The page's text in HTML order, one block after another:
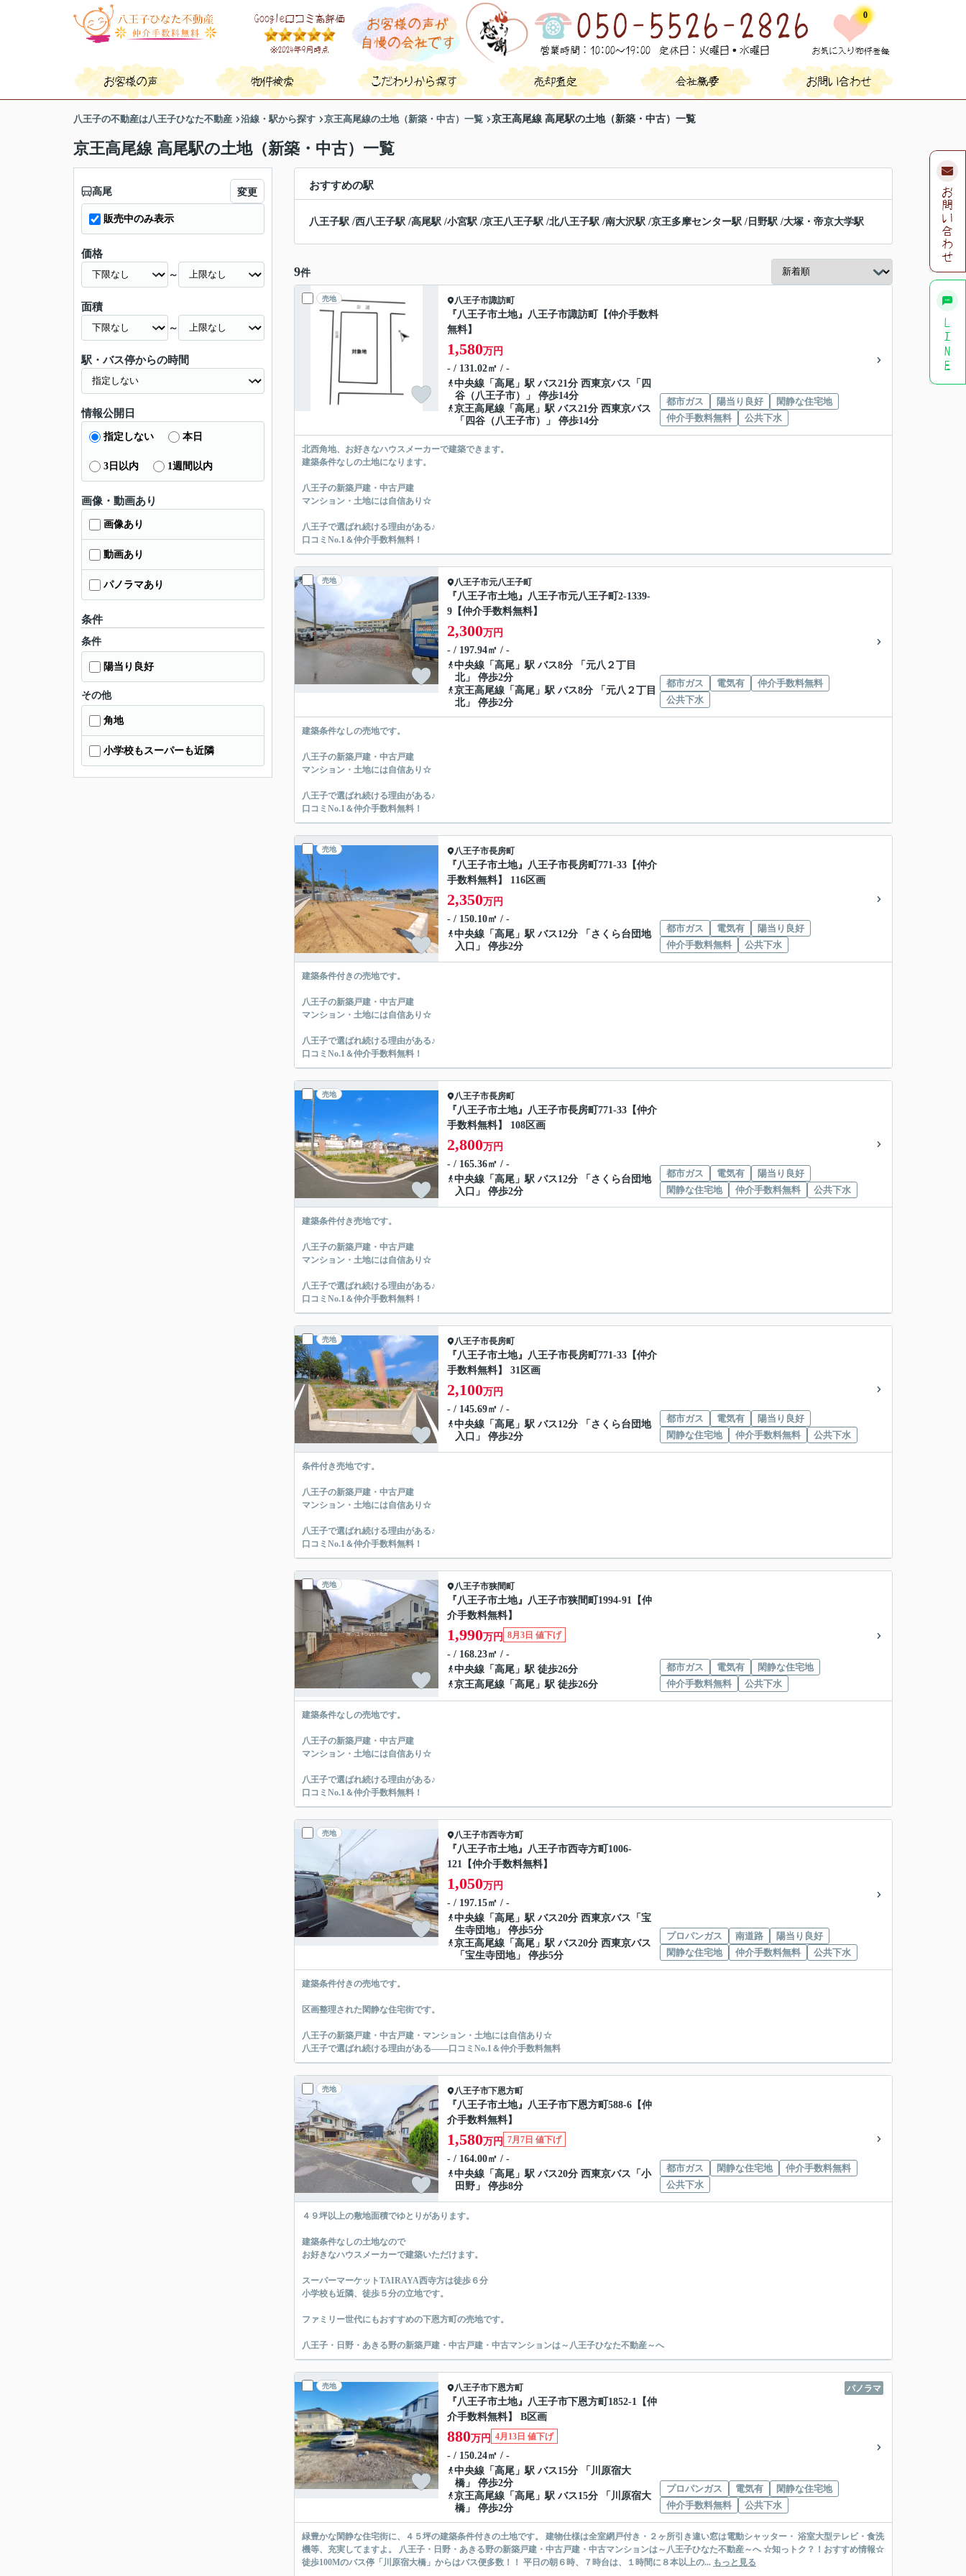
0
八王子の不動産は八王子ひなた不動産 沿線・駅から探す 京王高尾線の土地（新築・中古）一覧 京王高尾線 高尾駅の土地（新築・中古）一覧
京王高尾線 高尾駅の土地（新築・中古）一覧
おすすめの駅
八王子駅 /西八王子駅 /高尾駅 /小宮駅 /京王八王子駅 /北八王子駅 /南大沢駅 /京王多摩センター駅 / 日野駅 /大塚・帝京大学駅
9件
売地 八王子市諏訪町
『八王子市土地』八王子市諏訪町【仲介手数料
無料】
1,580万円
- / 131.02㎡ / -
中央線 「 高尾 」駅 バス21分 西東京バス「四
谷（八王子市）」 停歩14分
京王高尾線 「 高尾 」駅 バス21分 西東京バス
「四谷（八王子市）」 停歩14分
都市ガス 陽当り良好
閑静な住宅地
仲介手数料無料
公共下水
北西角地、お好きなハウスメーカーで建築できます。
建築条件なしの土地になります。
八王子の新築戸建・中古戸建
マンション・土地には自信あり☆
八王子で選ばれ続ける理由がある♪
口コミNo.1＆仲介手数料無料！
売地 八王子市元八王子町
『八王子市土地』八王子市元八王子町2-1339-
9【仲介手数料無料】
2,300万円
- / 197.94㎡ / -
中央線 「 高尾 」駅 バス8分 「元八２丁目
北」 停歩2分
京王高尾線 「 高尾 」駅 バス8分 「元八２丁目
北」 停歩2分
都市ガス 電気有
仲介手数料無料
公共下水
建築条件なしの売地です。
八王子の新築戸建・中古戸建
マンション・土地には自信あり☆
八王子で選ばれ続ける理由がある♪
口コミNo.1＆仲介手数料無料！
売地 八王子市長房町
『八王子市土地』八王子市長房町771-33【仲介
手数料無料】 116区画
2,350万円
- / 150.10㎡ / -
中央線 「 高尾 」駅 バス12分 「さくら台団地
入口」 停歩2分
都市ガス 電気有
陽当り良好
仲介手数料無料
公共下水
建築条件付きの売地です。
八王子の新築戸建・中古戸建
マンション・土地には自信あり☆
八王子で選ばれ続ける理由がある♪
口コミNo.1＆仲介手数料無料！
売地 八王子市長房町
『八王子市土地』八王子市長房町771-33【仲介
手数料無料】 108区画
2,800万円
- / 165.36㎡ / -
中央線 「 高尾 」駅 バス12分 「さくら台団地
入口」 停歩2分
都市ガス 電気有
陽当り良好
閑静な住宅地
仲介手数料無料 公共下水
建築条件付き売地です。
八王子の新築戸建・中古戸建
マンション・土地には自信あり☆
八王子で選ばれ続ける理由がある♪
口コミNo.1＆仲介手数料無料！
売地 八王子市長房町
『八王子市土地』八王子市長房町771-33【仲介
手数料無料】 31区画
2,100万円
- / 145.69㎡ / -
中央線 「 高尾 」駅 バス12分 「さくら台団地
入口」 停歩2分
都市ガス 電気有
陽当り良好
閑静な住宅地
仲介手数料無料 公共下水
条件付き売地です。
八王子の新築戸建・中古戸建
マンション・土地には自信あり☆
八王子で選ばれ続ける理由がある♪
口コミNo.1＆仲介手数料無料！
売地 八王子市狭間町
『八王子市土地』八王子市狭間町1994-91【仲
介手数料無料】
1,990万円 8月3日 値下げ
- / 168.23㎡ / -
中央線 「 高尾 」駅 徒歩26分
京王高尾線 「 高尾 」駅 徒歩26分
都市ガス 電気有
閑静な住宅地
仲介手数料無料
公共下水
建築条件なしの売地です。
八王子の新築戸建・中古戸建
マンション・土地には自信あり☆
八王子で選ばれ続ける理由がある♪
口コミNo.1＆仲介手数料無料！
売地 八王子市西寺方町
『八王子市土地』八王子市西寺方町1006-
121【仲介手数料無料】
1,050万円
- / 197.15㎡ / -
中央線 「 高尾 」駅 バス20分 西東京バス「宝
生寺団地」 停歩5分
京王高尾線 「 高尾 」駅 バス20分 西東京バス
「宝生寺団地」 停歩5分
プロパンガス 南道路
陽当り良好
閑静な住宅地
仲介手数料無料 公共下水
建築条件付きの売地です。
区画整理された閑静な住宅街です。
八王子の新築戸建・中古戸建・マンション・土地には自信あり☆
八王子で選ばれ続ける理由がある――口コミNo.1＆仲介手数料無料
売地 八王子市下恩方町
『八王子市土地』八王子市下恩方町588-6【仲
介手数料無料】
1,580万円 7月7日 値下げ
- / 164.00㎡ / -
中央線 「 高尾 」駅 バス20分 西東京バス「小
田野」 停歩8分
都市ガス 閑静な住宅地
仲介手数料無料
公共下水
４９坪以上の敷地面積でゆとりがあります。
建築条件なしの土地なので
お好きなハウスメーカーで建築いただけます。
スーパーマーケットTAIRAYA西寺方は徒歩６分
小学校も近隣、徒歩５分の立地です。
ファミリー世代にもおすすめの下恩方町の売地です。
八王子・日野・あきる野の新築戸建・中古戸建・中古マンションは～八王子ひなた不動産～へ
売地 パノラマ
八王子市下恩方町
『八王子市土地』八王子市下恩方町1852-1【仲
介手数料無料】 B区画
880万円 4月13日 値下げ
- / 150.24㎡ / -
中央線 「 高尾 」駅 バス15分 「川原宿大
橋」 停歩2分
京王高尾線 「 高尾 」駅 バス15分 「川原宿大
橋」 停歩2分
プロパンガス 電気有
閑静な住宅地
仲介手数料無料
公共下水
緑豊かな閑静な住宅街に、４５坪の建築条件付きの土地です。 建物仕様は全室網戸付き・２ヶ所引き違い窓は電動シャッター・ 浴室大型テレビ・食洗
機等、充実してますよ。 八王子・日野・あきる野の新築戸建・中古戸建・中古マンションは～八王子ひなた不動産～へ ☆知っトク？！おすすめ情報☆
徒歩100Mのバス停「川原宿大橋」からはバス便多数！！ 平日の朝６時、７時台は、１時間に８本以上の... もっと見る
高尾 変更
販売中のみ表示
価格
～
面積
～
駅・バス停からの時間
情報公開日
指定しない 本日
3日以内 1週間以内
画像・動画あり
画像あり
動画あり
パノラマあり
条件
条件
陽当り良好
その他
角地
小学校もスーパーも近隣